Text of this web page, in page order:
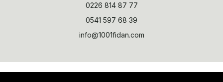
0226 814 87 77
0541 597 68 39
info@1001fidan.com